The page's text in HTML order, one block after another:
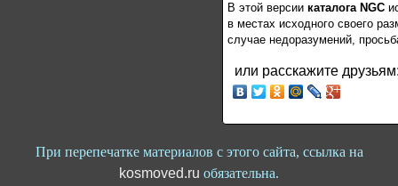
В этой версии каталога NGC
в местах исходного своего
случае недоразумений,
или расскажите
При перепечатке материалов с этого сайта, ссылка на
kosmoved.ru обязательна.